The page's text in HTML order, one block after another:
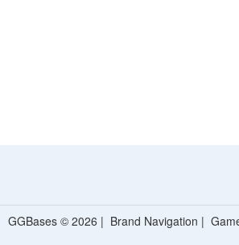
GGBases © 2026 | Brand Navigation |